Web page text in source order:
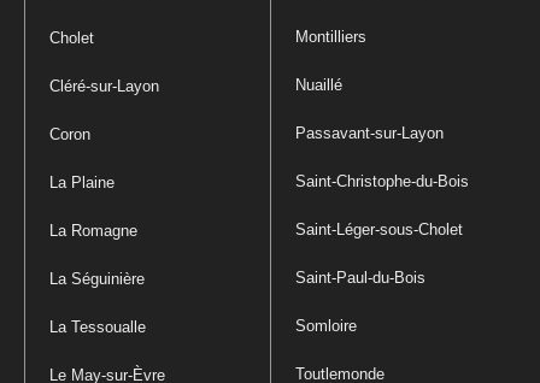
Cholet
Cléré-sur-Layon
Coron
La Plaine
La Romagne
La Séguinière
La Tessoualle
Le May-sur-Èvre
Montilliers
Nuaillé
Passavant-sur-Layon
Saint-Christophe-du-Bois
Saint-Léger-sous-Cholet
Saint-Paul-du-Bois
Somloire
Toutlemonde